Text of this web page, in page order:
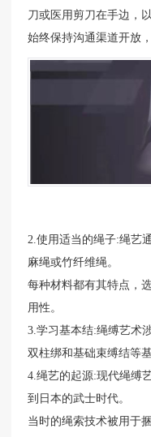
刀或医用剪刀在手边，
始终保持沟通渠道开放
2.使用适当的绳子:绳艺
麻绳或竹纤维绳。
每种材料都有其特点，
用性。
3.学习基本结:绳缚艺术
双柱绑和基础束缚结等
4.绳艺的起源:现代绳缚
到日本的武士时代。
当时的绳索技术被用于